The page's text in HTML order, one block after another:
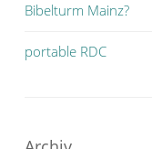
Bibelturm Mainz?
portable RDC